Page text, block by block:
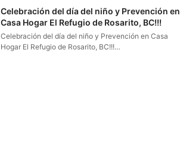
Celebración del día del niño y Prevención en
Casa Hogar El Refugio de Rosarito, BC!!!
Celebración del día del niño y Prevención en Casa
Hogar El Refugio de Rosarito, BC!!!…